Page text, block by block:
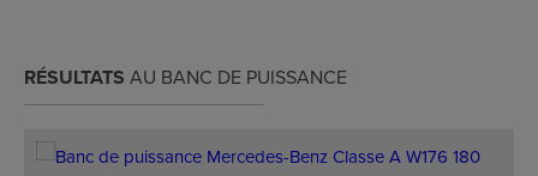
RÉSULTATS AU BANC DE PUISSANCE